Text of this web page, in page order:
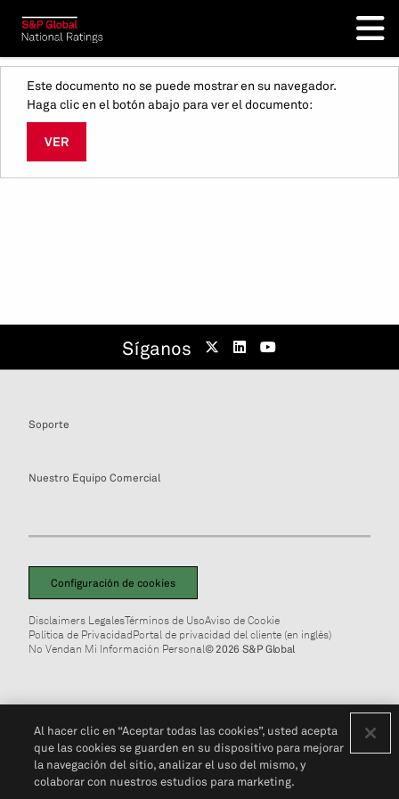
Este documento no se puede mostrar en su navegador.
Haga clic en el botón abajo para ver el documento:
VER
Síganos
Soporte
Nuestro Equipo Comercial
Configuración de cookies
Disclaimers LegalesTérminos de UsoAviso de Cookie
Política de PrivacidadPortal de privacidad del cliente (en inglés)
No Vendan Mi Información Personal© 2026 S&P Global
Al hacer clic en “Aceptar todas las cookies”, usted acepta
que las cookies se guarden en su dispositivo para mejorar
la navegación del sitio, analizar el uso del mismo, y
colaborar con nuestros estudios para marketing.